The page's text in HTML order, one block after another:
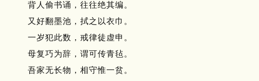
背人偷书诵，往往绝其编。
又好翻墨池，拭之以衣巾。
一岁犯此数，戒律徒虚申。
母复巧为辞，谓可传青毡。
吾家无长物，相守惟一贫。